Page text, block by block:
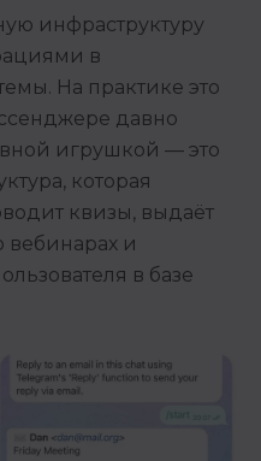
инфраструктуру
в
На практике это
давно
игрушкой — это
которая
квизы, выдаёт
вебинарах и
в базе